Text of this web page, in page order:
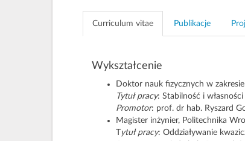
Curriculum vitae Publikacje
Wykształcenie
Doktor nauk fizycznych w zakresie
Tytuł pracy: Stabilność i
Promotor: prof. dr hab. Ryszard
Magister inżynier, Politechnika
ytuł pracy: Oddziaływanie